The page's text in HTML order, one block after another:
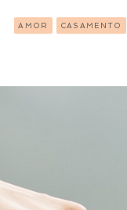
AMOR CASAMENTO